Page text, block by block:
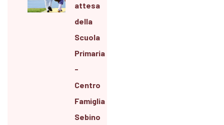
attesa
della
Scuola
Primaria
-
Centro
Famiglia
Sebino